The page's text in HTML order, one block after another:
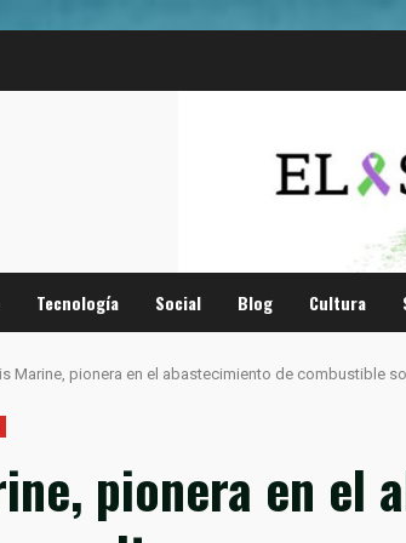
Tecnología Social Blog Cultura
Marine, pionera en el abastecimiento de combustible
pionera en el